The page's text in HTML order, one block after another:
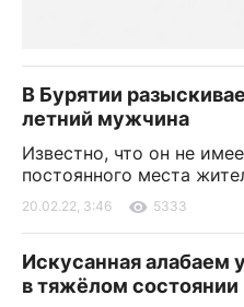
В Бурятии
летний мужчина
Известно, что он не
постоянного места
20.02.22, 3:46 5333
Искусанная алабаем
в тяжёлом состоянии